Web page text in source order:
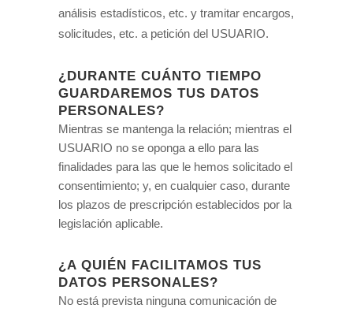
análisis estadísticos, etc. y tramitar encargos,
solicitudes, etc. a petición del USUARIO.
¿DURANTE CUÁNTO TIEMPO
GUARDAREMOS TUS DATOS
PERSONALES?
Mientras se mantenga la relación; mientras el
USUARIO no se oponga a ello para las
finalidades para las que le hemos solicitado el
consentimiento; y, en cualquier caso, durante
los plazos de prescripción establecidos por la
legislación aplicable.
¿A QUIÉN FACILITAMOS TUS
DATOS PERSONALES?
No está prevista ninguna comunicación de